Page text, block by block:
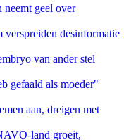
neemt geel over
desinformatie
van ander stel
gefaald als moeder"
aan, dreigen met
land groeit,